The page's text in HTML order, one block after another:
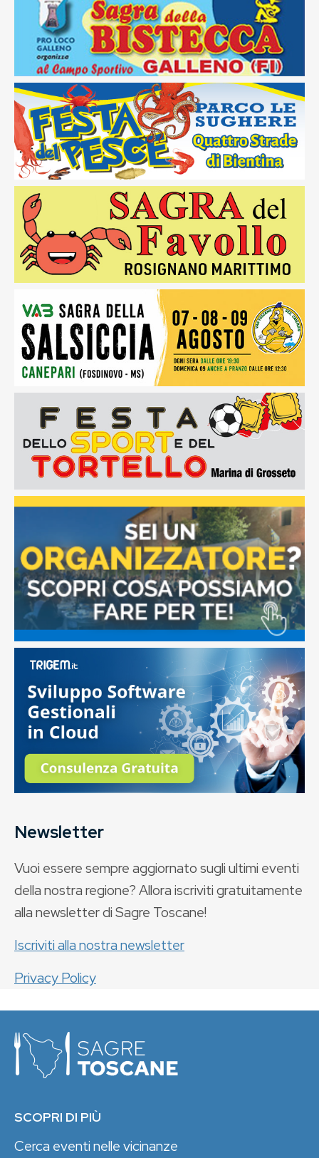
Newsletter
Vuoi essere sempre aggiornato sugli ultimi eventi
della nostra regione? Allora iscriviti gratuitamente
alla newsletter di Sagre Toscane!
Iscriviti alla nostra newsletter
Privacy Policy
SCOPRI DI PIÙ
Cerca eventi nelle vicinanze